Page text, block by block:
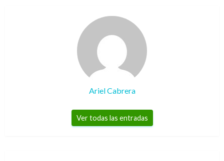
Ariel Cabrera
Ver todas las entradas